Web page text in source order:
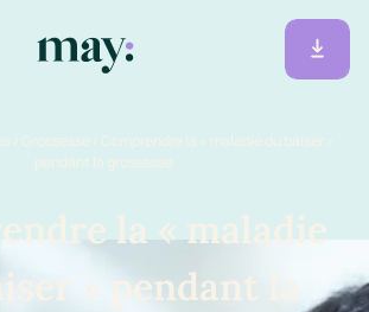
/ Grossesse / Comprendre la « maladie du baiser »
pendant la grossesse
la « maladie
» pendant la